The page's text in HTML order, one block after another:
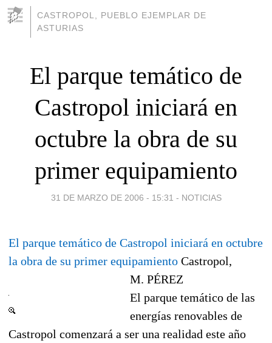
CASTROPOL, PUEBLO EJEMPLAR DE
ASTURIAS
El parque temático de
Castropol iniciará en
octubre la obra de su
primer equipamiento
31 DE MARZO DE 2006 - 15:31 - NOTICIAS
El parque temático de Castropol iniciará en octubre
la obra de su primer equipamiento Castropol,
M. PÉREZ
El parque temático de las
energías renovables de
Castropol comenzará a ser una realidad este año